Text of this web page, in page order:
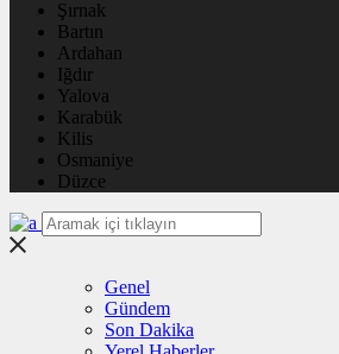
Şırnak
Bartın
Ardahan
Iğdır
Yalova
Karabük
Kilis
Osmaniye
Düzce
Genel
Gündem
Son Dakika